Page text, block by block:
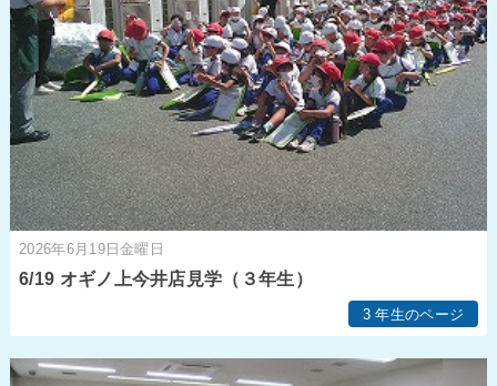
2026年6月19日金曜日
6/19 オギノ上今井店見学（３年生）
3 年生のページ